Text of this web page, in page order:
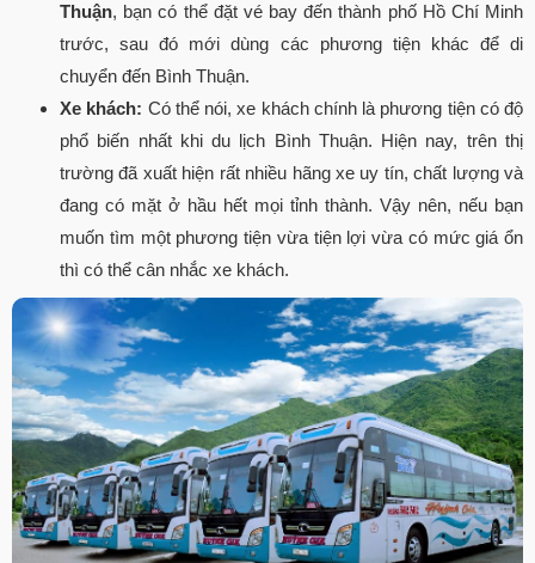
Thuận, bạn có thể đặt vé bay đến thành phố Hồ Chí Minh
trước, sau đó mới dùng các phương tiện khác để di
chuyển đến Bình Thuận.
Xe khách: Có thể nói, xe khách chính là phương tiện có độ
phổ biến nhất khi du lịch Bình Thuận. Hiện nay, trên thị
trường đã xuất hiện rất nhiều hãng xe uy tín, chất lượng và
đang có mặt ở hầu hết mọi tỉnh thành. Vậy nên, nếu bạn
muốn tìm một phương tiện vừa tiện lợi vừa có mức giá ổn
thì có thể cân nhắc xe khách.